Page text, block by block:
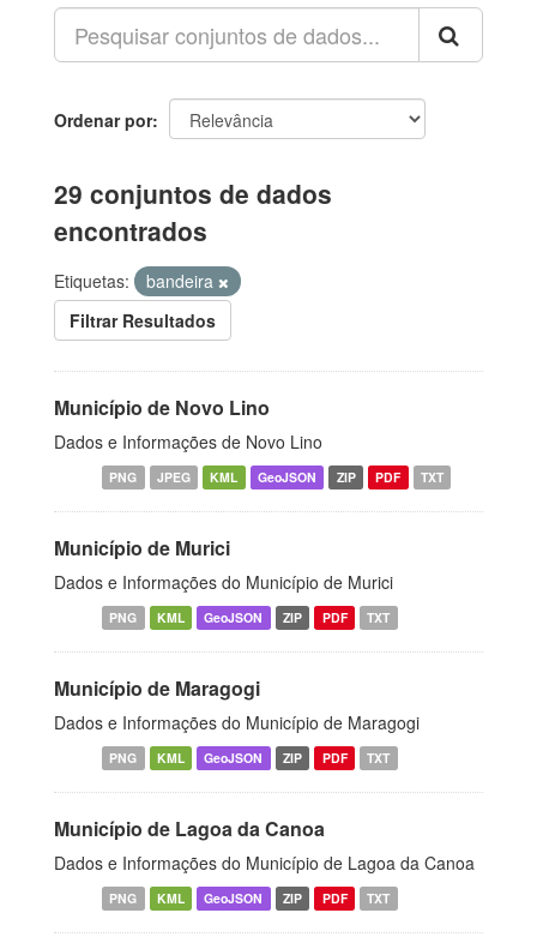
Ordenar por
29 conjuntos de dados
encontrados
Etiquetas:
bandeira
Filtrar Resultados
Município de Novo Lino
Dados e Informações de Novo Lino
PNG JPEG KML GeoJSON ZIP PDF TXT
Município de Murici
Dados e Informações do Município de Murici
PNG KML GeoJSON ZIP PDF TXT
Município de Maragogi
Dados e Informações do Município de Maragogi
PNG KML GeoJSON ZIP PDF TXT
Município de Lagoa da Canoa
Dados e Informações do Município de Lagoa da Canoa
PNG KML GeoJSON ZIP PDF TXT